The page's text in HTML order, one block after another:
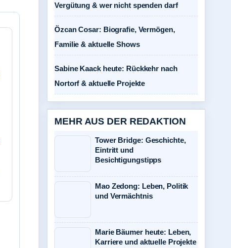
Vergütung & wer nicht spenden darf
Özcan Cosar: Biografie, Vermögen,
Familie & aktuelle Shows
Sabine Kaack heute: Rückkehr nach
Nortorf & aktuelle Projekte
MEHR AUS DER REDAKTION
Tower Bridge: Geschichte,
Eintritt und
Besichtigungstipps
Mao Zedong: Leben, Politik
und Vermächtnis
Marie Bäumer heute: Leben,
Karriere und aktuelle Projekte